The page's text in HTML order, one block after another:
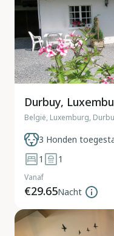
Durbuy,
België, Luxemburg,
3 Honden
1
1
Vanaf
€29.65Nacht